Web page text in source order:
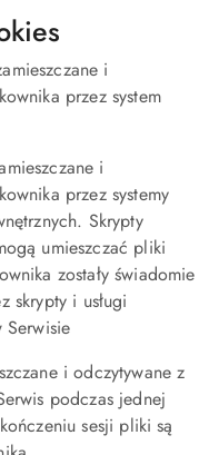
i
przez system
i
przez systemy
Skrypty
umieszczać pliki
zostały świadomie
skrypty i usługi
Serwisie
i odczytywane z
podczas jednej
sesji pliki są